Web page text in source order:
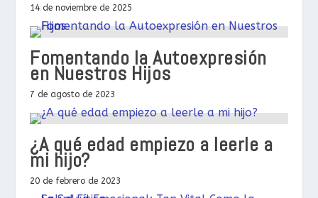
14 de noviembre de 2025
Fomentando la Autoexpresión
en Nuestros Hijos
7 de agosto de 2023
¿A qué edad empiezo a leerle a
mi hijo?
20 de febrero de 2023